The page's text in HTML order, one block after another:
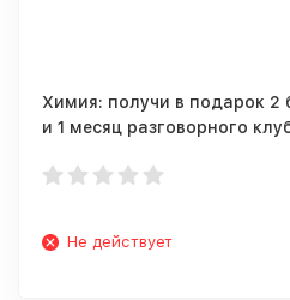
Химия: получи в подарок 2
и 1 месяц разговорного
Не действует